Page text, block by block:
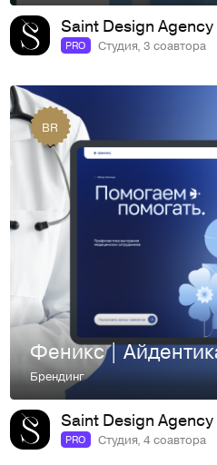
Saint Design Agency
PRO Студия, 3 соавтора
BR
Брендинг
Saint Design Agency
PRO Студия, 4 соавтора